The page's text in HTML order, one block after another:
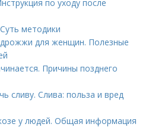
по уходу после
методики
для женщин. Полезные
Причины позднего
сливу. Слива: польза и вред
у людей. Общая информация